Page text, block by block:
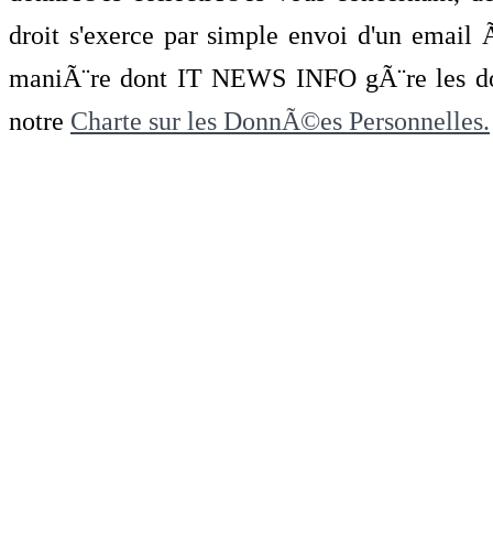
droit s'exerce par simple envoi d'un
maniÃ¨re dont IT NEWS INFO gÃ¨re les
notre Charte sur les DonnÃ©es Personnelles.